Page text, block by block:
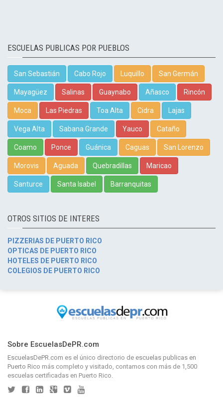
ESCUELAS PUBLICAS POR PUEBLOS
San Sebastián Cabo Rojo Luquillo San Germán
Mayagüez Salinas Guaynabo Añasco Rincón
Moca Las Piedras Toa Alta Cidra Lajas
Vega Alta Sabana Grande Yauco Cataño
Coamo Ponce Guánica Caguas San Lorenzo
Morovis Aguada Quebradillas Maricao
Santurce Santa Isabel Barranquitas
OTROS SITIOS DE INTERES
PIZZERIAS DE PUERTO RICO
OPTICAS DE PUERTO RICO
HOTELES DE PUERTO RICO
COLEGIOS DE PUERTO RICO
Sobre EscuelasDePR.com
EscuelasDePR.com es el único directorio de escuelas publicas en
Puerto Rico más completo y visitado, contamos con más de 1,500
escuelas certificadas en Puerto Rico.